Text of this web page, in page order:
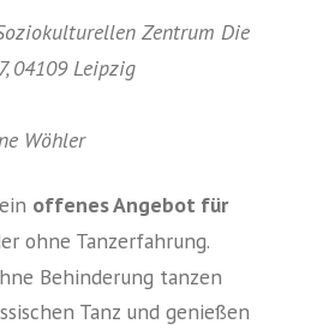
Zentrum Die
04109 Leipzig
Wöhler
offenes Angebot für
ohne Tanzerfahrung.
Behinderung tanzen
Tanz und genießen